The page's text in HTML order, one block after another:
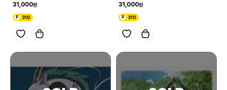
31,000
310
31,000
310